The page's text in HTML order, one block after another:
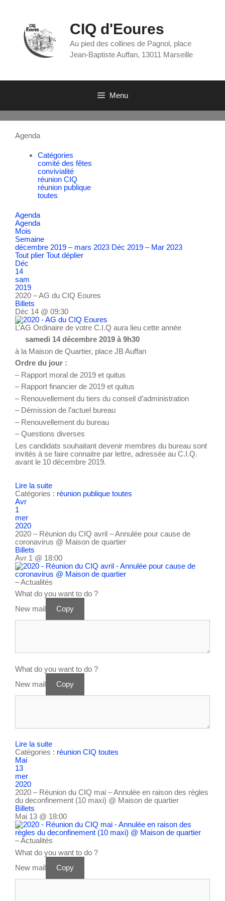
CIQ d'Eoures
Au pied des collines de Pagnol, place
Jean-Baptiste Auffan, 13011 Marseille
Menu
Agenda
Catégories
comité des fêtes
convivialité
réunion CIQ
réunion publique
toutes
Agenda
Agenda
Mois
Semaine
décembre 2019 – mars 2023 Déc 2019 – Mar 2023
Tout plier Tout déplier
Déc
14
sam
2019
2020 – AG du CIQ Eoures
Billets
Déc 14 @ 09:30
L’AG Ordinaire de votre C.I.Q aura lieu cette année
samedi 14 décembre 2019 à 9h30
à la Maison de Quartier, place JB Auffan
Ordre du jour :
– Rapport moral de 2019 et quitus
– Rapport financier de 2019 et quitus
– Renouvellement du tiers du conseil d’administration
– Démission de l’actuel bureau
– Renouvellement du bureau
– Questions diverses
Les candidats souhaitant devenir membres du bureau sont
invités à se faire connaitre par lettre, adressée au C.I.Q.
avant le 10 décembre 2019.
Lire la suite
Catégories : réunion publique toutes
Avr
1
mer
2020
2020 – Réunion du CIQ avril – Annulée pour cause de
coronavirus @ Maison de quartier
Billets
Avr 1 @ 18:00
– Actualités
What do you want to do ?
New mail
Copy
What do you want to do ?
New mail
Copy
Lire la suite
Catégories : réunion CIQ toutes
Mai
13
mer
2020
2020 – Réunion du CIQ mai – Annulée en raison des règles
du deconfinement (10 maxi) @ Maison de quartier
Billets
Mai 13 @ 18:00
– Actualités
What do you want to do ?
New mail
Copy